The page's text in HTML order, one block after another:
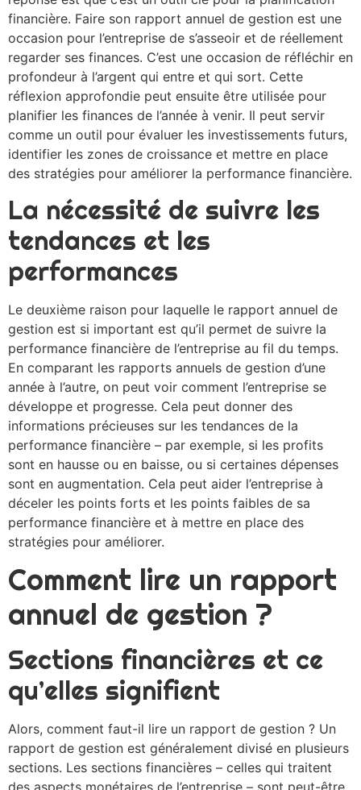
financière. Faire son rapport annuel de gestion est une
occasion pour l’entreprise de s’asseoir et de réellement
regarder ses finances. C’est une occasion de réfléchir en
profondeur à l’argent qui entre et qui sort. Cette
réflexion approfondie peut ensuite être utilisée pour
planifier les finances de l’année à venir. Il peut servir
comme un outil pour évaluer les investissements futurs,
identifier les zones de croissance et mettre en place
des stratégies pour améliorer la performance financière.
La nécessité de suivre les
tendances et les
performances
Le deuxième raison pour laquelle le rapport annuel de
gestion est si important est qu’il permet de suivre la
performance financière de l’entreprise au fil du temps.
En comparant les rapports annuels de gestion d’une
année à l’autre, on peut voir comment l’entreprise se
développe et progresse. Cela peut donner des
informations précieuses sur les tendances de la
performance financière – par exemple, si les profits
sont en hausse ou en baisse, ou si certaines dépenses
sont en augmentation. Cela peut aider l’entreprise à
déceler les points forts et les points faibles de sa
performance financière et à mettre en place des
stratégies pour améliorer.
Comment lire un rapport
annuel de gestion ?
Sections financières et ce
qu’elles signifient
Alors, comment faut-il lire un rapport de gestion ? Un
rapport de gestion est généralement divisé en plusieurs
sections. Les sections financières – celles qui traitent